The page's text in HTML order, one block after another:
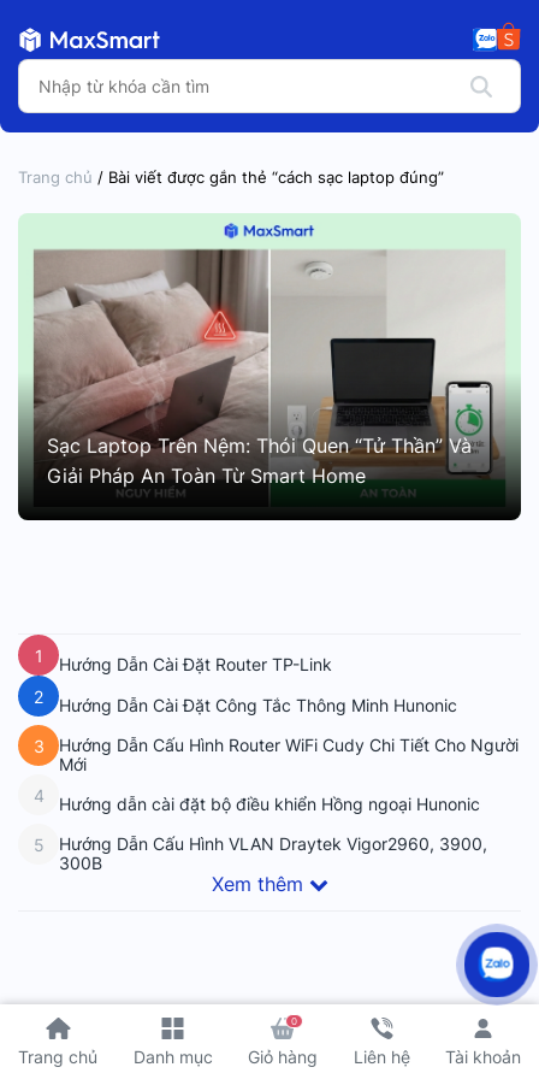
Trang chủ Danh mục
0
Giỏ hàng Liên hệ Tài khoản
Trang chủ / Bài viết được gắn thẻ “cách sạc laptop đúng”
Sạc Laptop Trên Nệm: Thói Quen “Tử Thần” Và
Giải Pháp An Toàn Từ Smart Home
1
Hướng Dẫn Cài Đặt Router TP-Link
2
Hướng Dẫn Cài Đặt Công Tắc Thông Minh Hunonic
3
Hướng Dẫn Cấu Hình Router WiFi Cudy Chi Tiết Cho Người
Mới
4
Hướng dẫn cài đặt bộ điều khiển Hồng ngoại Hunonic
5
Hướng Dẫn Cấu Hình VLAN Draytek Vigor2960, 3900,
300B
Xem thêm